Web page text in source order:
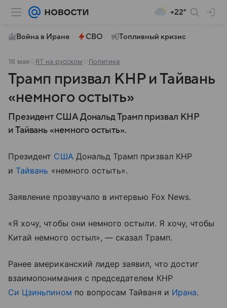
+22°
Война в Иране СВО Топливный кризис
16 мая RT на русском Политика
Трамп призвал КНР и Тайвань
«немного остыть»
Президент США Дональд Трамп призвал КНР
и Тайвань «немного остыть».
Президент СШАДональд Трамп призвал КНР
и Тайвань «немного остыть».
Заявление прозвучало в интервью Fox News.
«Я хочу, чтобы они немного остыли. Я хочу, чтобы
Китай немного остыл», — сказал Трамп.
Ранее американский лидер заявил, что достиг
взаимопонимания с председателем КНР
Си Цзиньпином по вопросам Тайваня и Ирана.